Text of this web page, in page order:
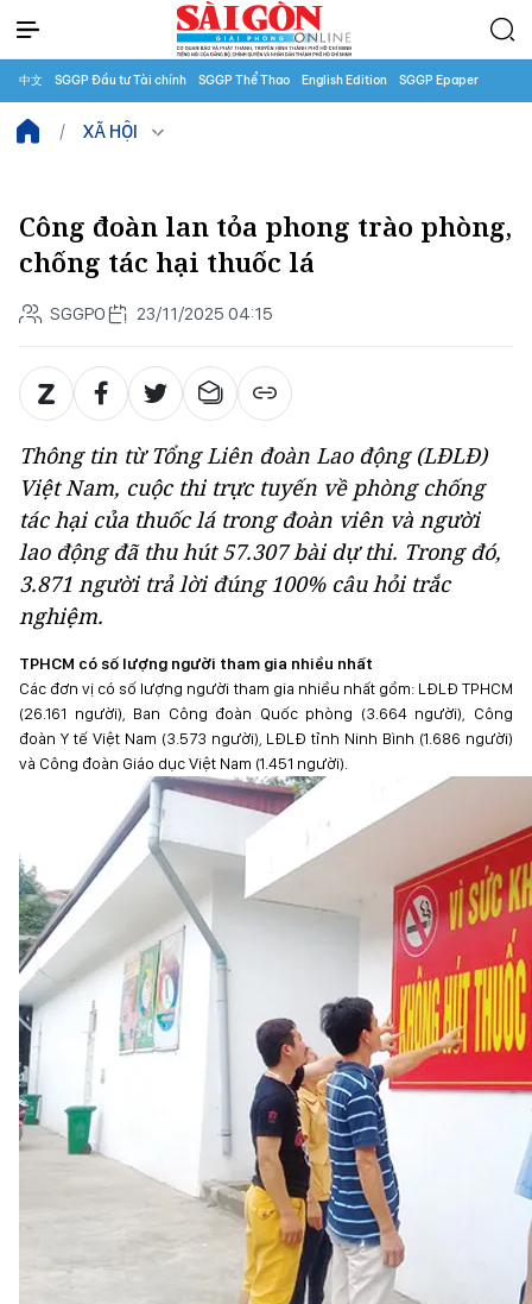
中文 SGGP Đầu tư Tài chính SGGP Thể Thao English Edition SGGP Epaper
XÃ HỘI
Công đoàn lan tỏa phong trào phòng,
chống tác hại thuốc lá
SGGPO 23/11/2025 04:15
Thông tin từ Tổng Liên đoàn Lao động (LĐLĐ)
Việt Nam, cuộc thi trực tuyến về phòng chống
tác hại của thuốc lá trong đoàn viên và người
lao động đã thu hút 57.307 bài dự thi. Trong đó,
3.871 người trả lời đúng 100% câu hỏi trắc
nghiệm.
TPHCM có số lượng người tham gia nhiều nhất
Các đơn vị có số lượng người tham gia nhiều nhất gồm: LĐLĐ TPHCM
(26.161 người), Ban Công đoàn Quốc phòng (3.664 người), Công
đoàn Y tế Việt Nam (3.573 người), LĐLĐ tỉnh Ninh Bình (1.686 người)
và Công đoàn Giáo dục Việt Nam (1.451 người).